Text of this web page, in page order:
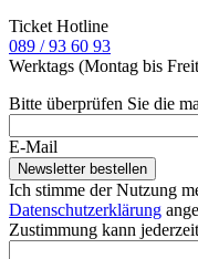
Ticket Hotline
089 / 93 60 93
Werktags (Montag bis
Bitte überprüfen Sie die
E-Mail
Ich stimme der Nutzung
Datenschutzerklärung
Zustimmung kann